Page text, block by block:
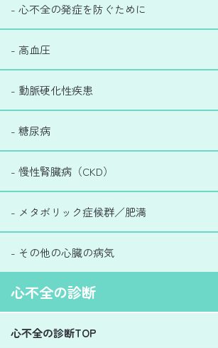
- 心不全の発症を防ぐために
- 高血圧
- 動脈硬化性疾患
- 糖尿病
- 慢性腎臓病（CKD）
- メタボリック症候群／肥満
- その他の心臓の病気
心不全の診断
心不全の診断TOP